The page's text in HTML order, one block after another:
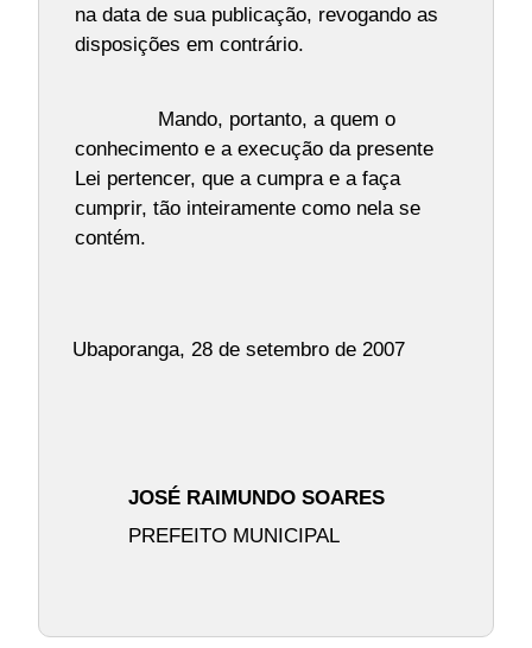
na data de sua publicação, revogando as
disposições em contrário.
Mando, portanto, a quem o
conhecimento e a execução da presente
Lei pertencer, que a cumpra e a faça
cumprir, tão inteiramente como nela se
contém.
Ubaporanga, 28 de setembro de 2007
JOSÉ RAIMUNDO SOARES
PREFEITO MUNICIPAL